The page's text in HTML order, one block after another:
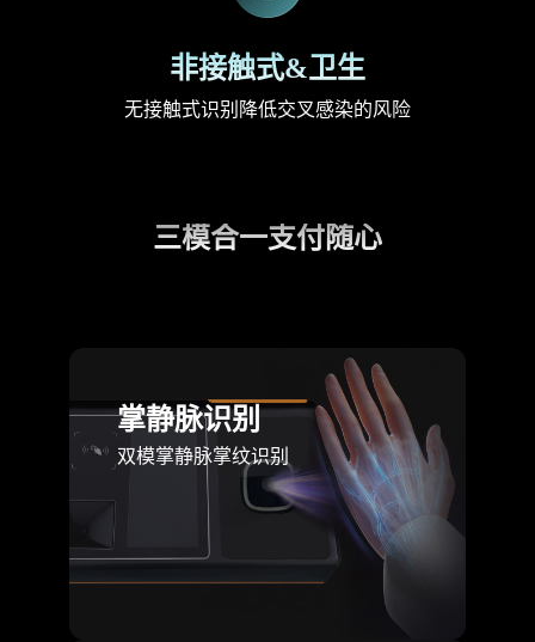
非接触式&卫生
无接触式识别降低交叉感染的风险
三模合一支付随心
掌静脉识别
双模掌静脉掌纹识别